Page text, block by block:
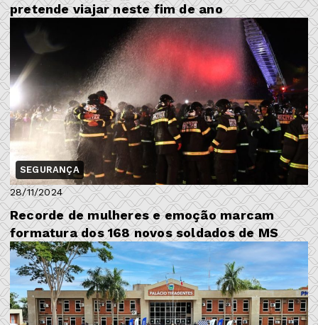
pretende viajar neste fim de ano
SEGURANÇA
28/11/2024
Recorde de mulheres e emoção marcam
formatura dos 168 novos soldados de MS